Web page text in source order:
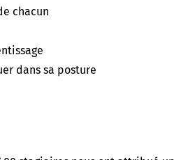
chacun
dans sa posture